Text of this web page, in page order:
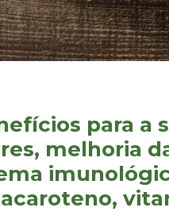
para a
melhoria